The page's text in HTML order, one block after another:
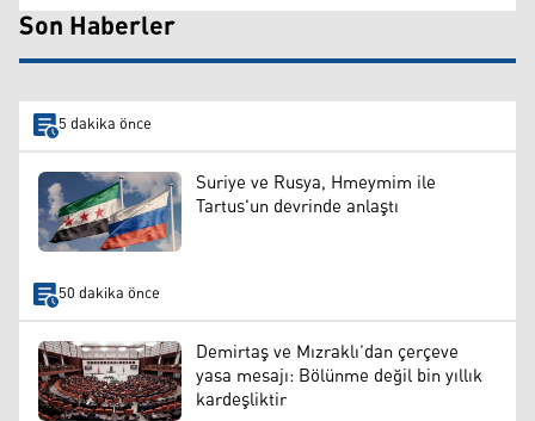
Son Haberler
5 dakika önce
Suriye ve Rusya, Hmeymim ile
Tartus'un devrinde anlaştı
50 dakika önce
Demirtaş ve Mızraklı’dan çerçeve
yasa mesajı: Bölünme değil bin yıllık
kardeşliktir